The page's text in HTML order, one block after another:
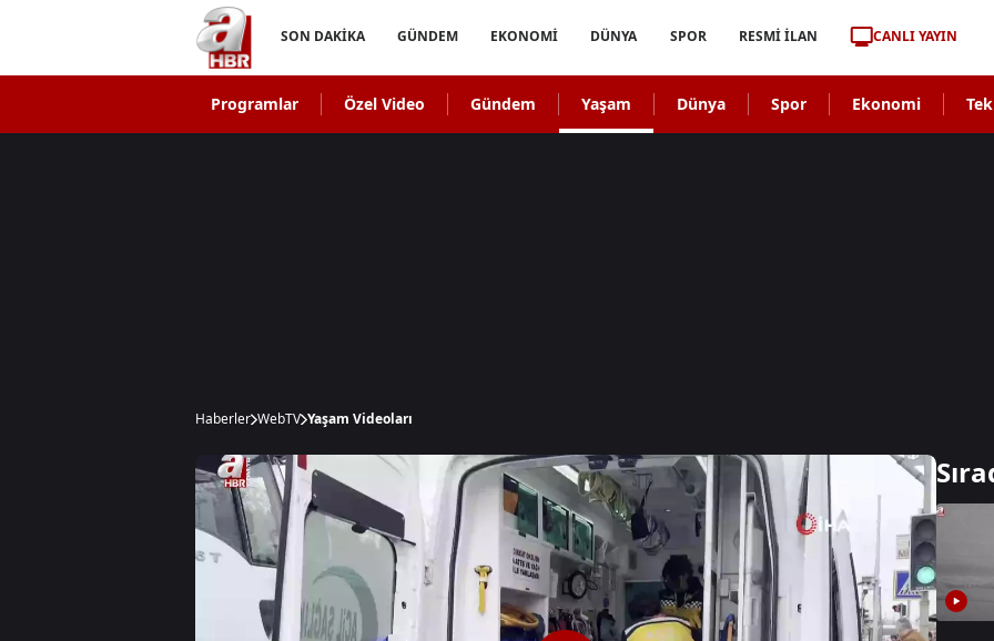
SON DAKİKA GÜNDEM EKONOMİ DÜNYA SPOR RESMİ İLAN CANLI YAYIN
Programlar Özel Video Gündem Yaşam Dünya Spor Ekonomi
Haberler WebTV Yaşam Videoları